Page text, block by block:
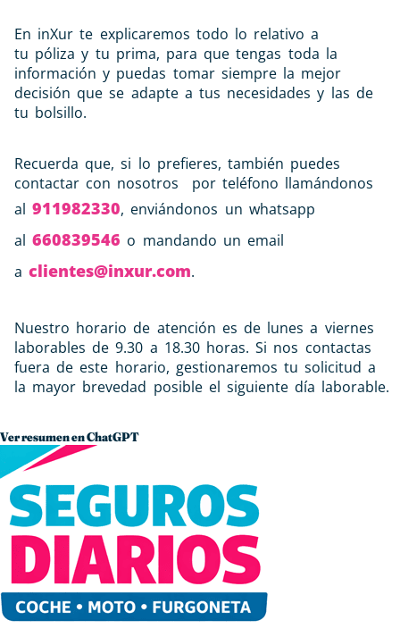
En inXur te explicaremos todo lo relativo a
tu póliza y tu prima, para que tengas toda la
información y puedas tomar siempre la mejor
decisión que se adapte a tus necesidades y las de
tu bolsillo.
Recuerda que, si lo prefieres, también puedes
contactar con nosotros por teléfono llamándonos
al911982330, enviándonos un whatsapp
al660839546 o mandando un email
aclientes@inxur.com.
Nuestro horario de atención es de lunes a viernes
laborables de 9.30 a 18.30 horas. Si nos contactas
fuera de este horario, gestionaremos tu solicitud a
la mayor brevedad posible el siguiente día laborable.
Ver resumen en ChatGPT